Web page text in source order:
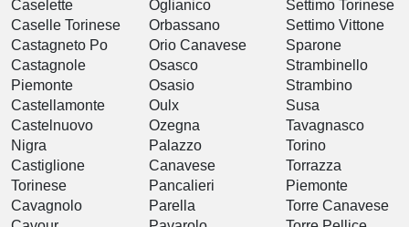
Caselette
Caselle Torinese
Castagneto Po
Castagnole
Piemonte
Castellamonte
Castelnuovo
Nigra
Castiglione
Torinese
Cavagnolo
Oglianico
Orbassano
Orio Canavese
Osasco
Osasio
Oulx
Ozegna
Palazzo
Canavese
Pancalieri
Parella
Settimo Torinese
Settimo Vittone
Sparone
Strambinello
Strambino
Susa
Tavagnasco
Torino
Torrazza
Piemonte
Torre Canavese